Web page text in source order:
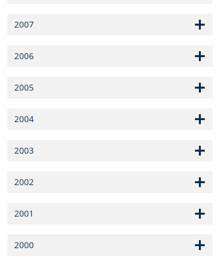
2007
2006
2005
2004
2003
2002
2001
2000